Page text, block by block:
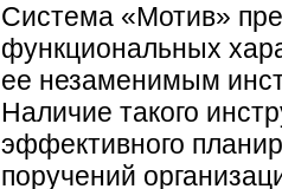
Система «Мотив»
функциональных
ее незаменимым
Наличие такого
эффективного
поручений